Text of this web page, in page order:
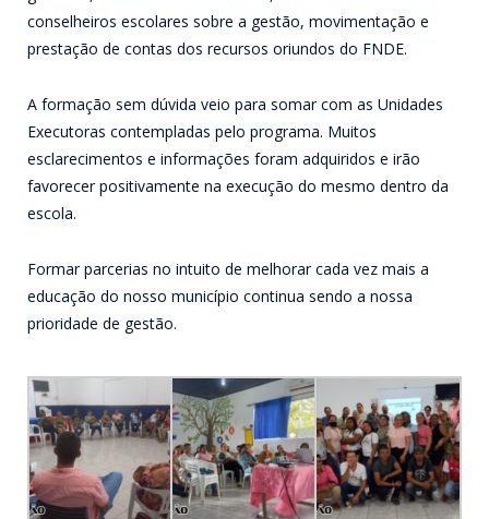
conselheiros escolares sobre a gestão, movimentação e
prestação de contas dos recursos oriundos do FNDE.
A formação sem dúvida veio para somar com as Unidades
Executoras contempladas pelo programa. Muitos
esclarecimentos e informações foram adquiridos e irão
favorecer positivamente na execução do mesmo dentro da
escola.
Formar parcerias no intuito de melhorar cada vez mais a
educação do nosso município continua sendo a nossa
prioridade de gestão.